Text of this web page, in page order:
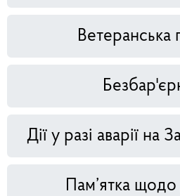
Ветеранська
Дії у разі аварії на
Пам’ятка щодо